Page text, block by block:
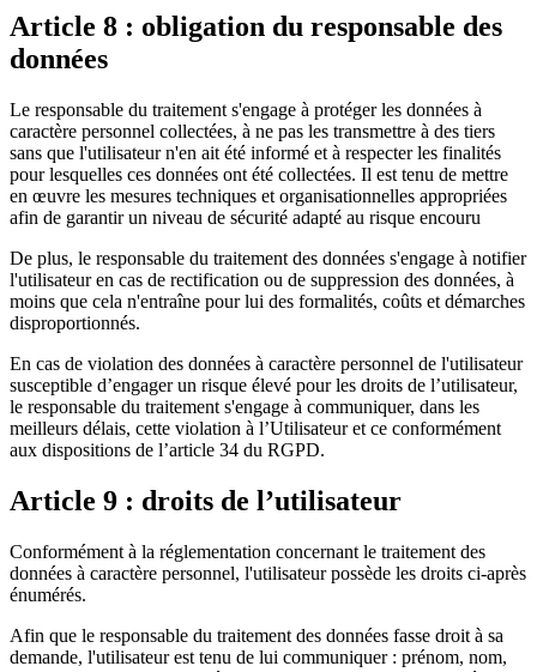
Article 8 : obligation du responsable des
données
Le responsable du traitement s'engage à protéger les données à
caractère personnel collectées, à ne pas les transmettre à des tiers
sans que l'utilisateur n'en ait été informé et à respecter les finalités
pour lesquelles ces données ont été collectées. Il est tenu de mettre
en œuvre les mesures techniques et organisationnelles appropriées
afin de garantir un niveau de sécurité adapté au risque encouru
De plus, le responsable du traitement des données s'engage à notifier
l'utilisateur en cas de rectification ou de suppression des données, à
moins que cela n'entraîne pour lui des formalités, coûts et démarches
disproportionnés.
En cas de violation des données à caractère personnel de l'utilisateur
susceptible d’engager un risque élevé pour les droits de l’utilisateur,
le responsable du traitement s'engage à communiquer, dans les
meilleurs délais, cette violation à l’Utilisateur et ce conformément
aux dispositions de l’article 34 du RGPD.
Article 9 : droits de l’utilisateur
Conformément à la réglementation concernant le traitement des
données à caractère personnel, l'utilisateur possède les droits ci-après
énumérés.
Afin que le responsable du traitement des données fasse droit à sa
demande, l'utilisateur est tenu de lui communiquer : prénom, nom,